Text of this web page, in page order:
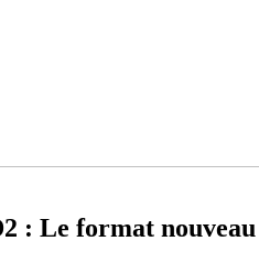
: Le format